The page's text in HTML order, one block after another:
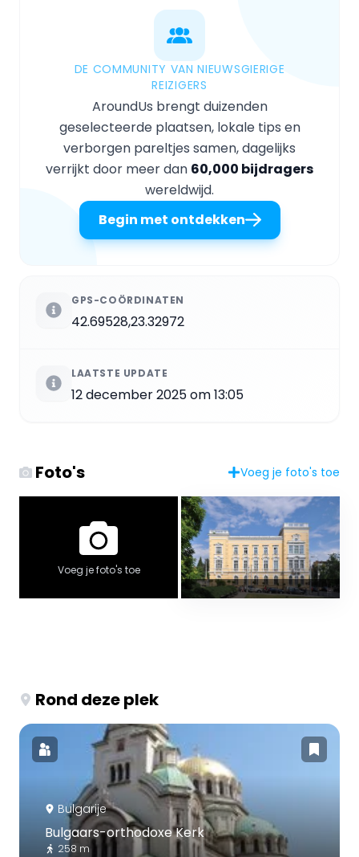
DE COMMUNITY VAN NIEUWSGIERIGE
REIZIGERS
AroundUs brengt duizenden
geselecteerde plaatsen, lokale tips en
verborgen pareltjes samen, dagelijks
verrijkt door meer dan 60,000 bijdragers
wereldwijd.
Begin met ontdekken
GPS-COÖRDINATEN
42.69528,23.32972
LAATSTE UPDATE
12 december 2025 om 13:05
Foto's Voeg je foto's toe
Voeg je foto's toe
Rond deze plek
Bulgarije
Bulgaars-orthodoxe Kerk
258 m